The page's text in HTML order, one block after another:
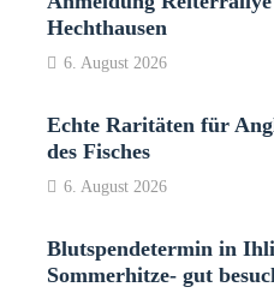
Hechthausen
6. August 2026
Echte Raritäten für
des Fisches
6. August 2026
Blutspendetermin in
Sommerhitze- gut